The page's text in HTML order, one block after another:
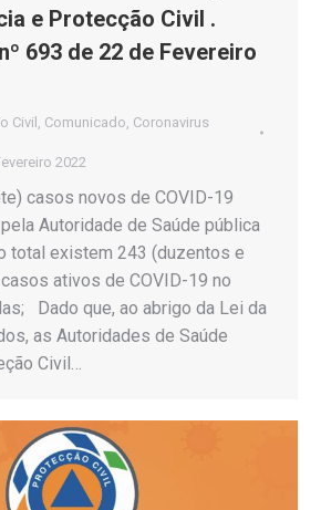
e Protecção Civil .
693 de 22 de Fevereiro
Civil Comunicado Coronavirus
2022
casos novos de COVID-19
Autoridade de Saúde pública
existem 243 (duzentos e
ativos de COVID-19 no
Dado que, ao abrigo da Lei da
as Autoridades de Saúde
Civil…